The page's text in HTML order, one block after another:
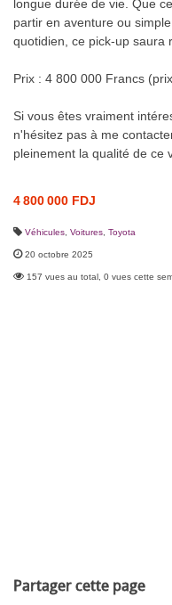
longue durée de vie. Que
partir en aventure ou
quotidien, ce pick-up saura
Prix : 4 800 000 Francs
Si vous êtes vraiment
n'hésitez pas à me
pleinement la qualité de ce
4 800 000 FDJ
Véhicules Voitures Toyota
20 octobre 2025
157 vues au total, 0 vues cette
Partager cette page